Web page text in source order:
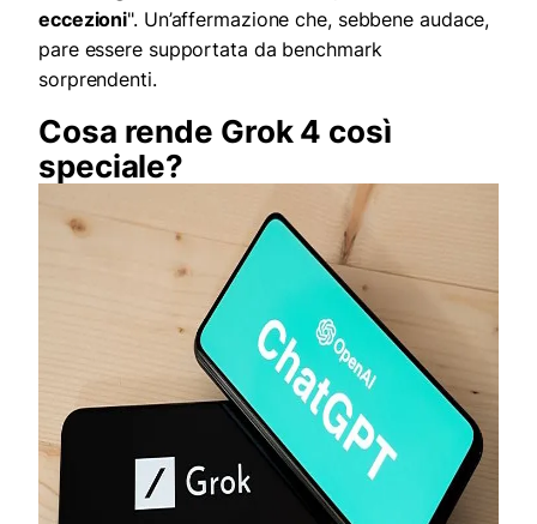
eccezioni". Un’affermazione che, sebbene audace,
pare essere supportata da benchmark
sorprendenti.
Cosa rende Grok 4 così
speciale?